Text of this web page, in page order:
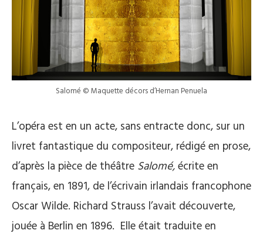
Salomé © Maquette décors d’Hernan Penuela
L’opéra est en un acte, sans entracte donc, sur un
livret fantastique du compositeur, rédigé en prose,
d’après la pièce de théâtre Salomé,écrite en
français, en 1891, de l’écrivain irlandais francophone
Oscar Wilde. Richard Strauss l’avait découverte,
jouée à Berlin en 1896. Elle était traduite en